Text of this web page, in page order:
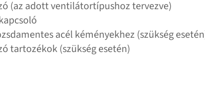
(az adott ventilátortípushoz tervezve)
acél kéményekhez (szükség
tartozékok (szükség esetén)